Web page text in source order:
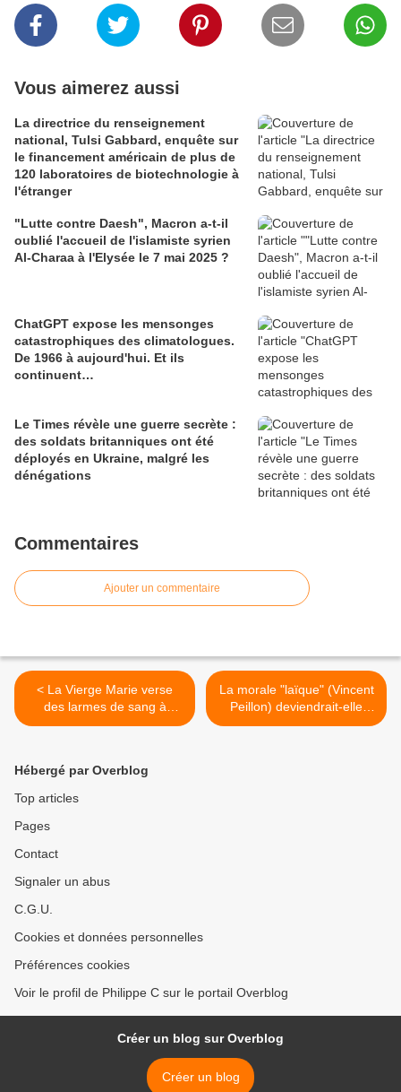
Vous aimerez aussi
La directrice du renseignement
national, Tulsi Gabbard, enquête sur
le financement américain de plus de
120 laboratoires de biotechnologie à
l'étranger
"Lutte contre Daesh", Macron a-t-il
oublié l'accueil de l'islamiste syrien
Al-Charaa à l'Elysée le 7 mai 2025 ?
ChatGPT expose les mensonges
catastrophiques des climatologues.
De 1966 à aujourd'hui. Et ils
continuent…
Le Times révèle une guerre secrète :
des soldats britanniques ont été
déployés en Ukraine, malgré les
dénégations
Commentaires
Ajouter un commentaire
< La Vierge Marie verse
des larmes de sang à
Moossou (Côte d'Ivoire)
La morale "laïque" (Vincent
Peillon) deviendrait-elle
dogmatique ? >
Hébergé par Overblog
Top articles
Pages
Contact
Signaler un abus
C.G.U.
Cookies et données personnelles
Préférences cookies
Voir le profil de Philippe C sur le portail Overblog
Créer un blog sur Overblog
Créer un blog